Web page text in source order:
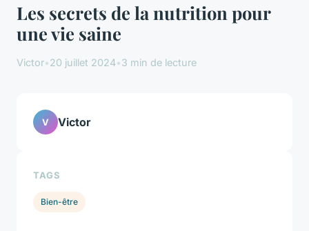
Les secrets de la nutrition pour
une vie saine
Victor•20 juillet 2024•3 min de lecture
V Victor
TAGS
Bien-être